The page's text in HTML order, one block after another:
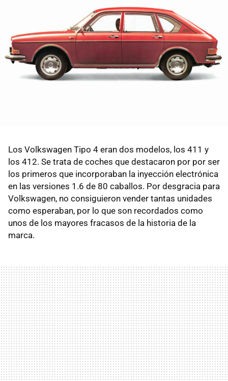
Los Volkswagen Tipo 4 eran dos modelos, los 411 y
los 412. Se trata de coches que destacaron por por ser
los primeros que incorporaban la inyección electrónica
en las versiones 1.6 de 80 caballos. Por desgracia para
Volkswagen, no consiguieron vender tantas unidades
como esperaban, por lo que son recordados como
unos de los mayores fracasos de la historia de la
marca.